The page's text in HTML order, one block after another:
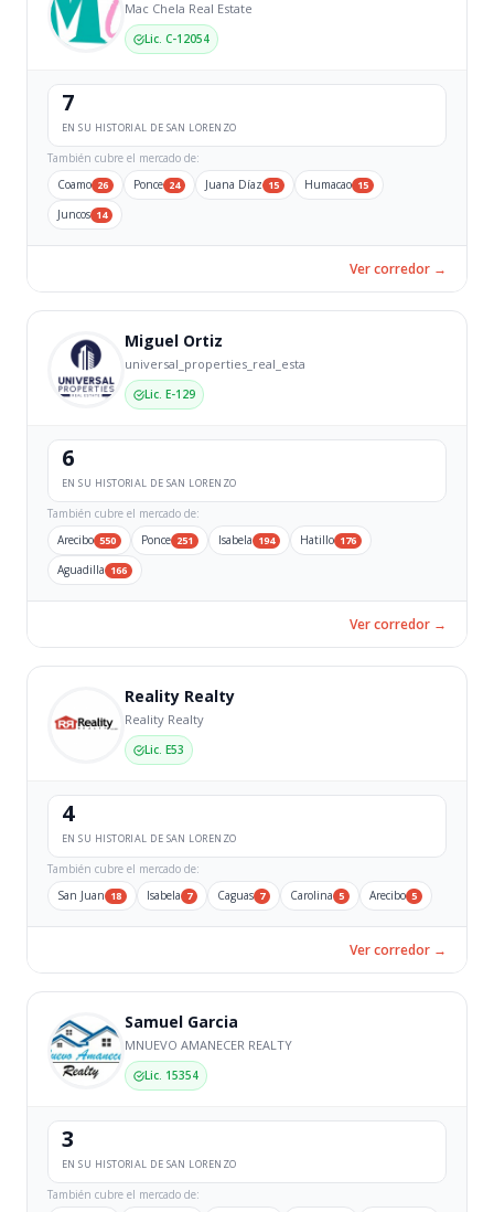
Mac Chela Real Estate
Lic. C-12054
7
EN SU HISTORIAL DE SAN LORENZO
También cubre el mercado de:
Coamo 26 Ponce 24 Juana Díaz 15 Humacao 15
Juncos 14
Ver corredor →
Miguel Ortiz
universal_properties_real_esta
Lic. E-129
6
EN SU HISTORIAL DE SAN LORENZO
También cubre el mercado de:
Arecibo 550 Ponce 251 Isabela 194 Hatillo 176
Aguadilla 166
Ver corredor →
Reality Realty
Reality Realty
Lic. E53
4
EN SU HISTORIAL DE SAN LORENZO
También cubre el mercado de:
San Juan 18 Isabela 7 Caguas 7 Carolina 5 Arecibo 5
Ver corredor →
Samuel Garcia
MNUEVO AMANECER REALTY
Lic. 15354
3
EN SU HISTORIAL DE SAN LORENZO
También cubre el mercado de: